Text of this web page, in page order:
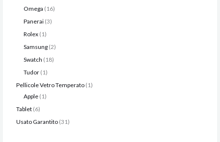
Omega 16
Panerai 3
Rolex 1
Samsung 2
Swatch 18
Tudor 1
Pellicole Vetro Temperato 1
Apple 1
Tablet 6
Usato Garantito 31